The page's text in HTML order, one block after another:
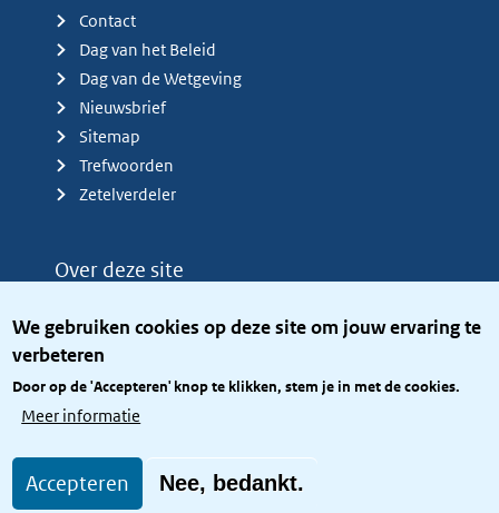
We gebruiken cookies op deze site om jouw ervaring te
verbeteren
Door op de 'Accepteren' knop te klikken, stem je in met de cookies.
Meer informatie
Accepteren Nee, bedankt.
Contact
Dag van het Beleid
Dag van de Wetgeving
Nieuwsbrief
Sitemap
Trefwoorden
Zetelverdeler
Over deze site
Privacy
Toegang site openbaar
Toegankelijkheid